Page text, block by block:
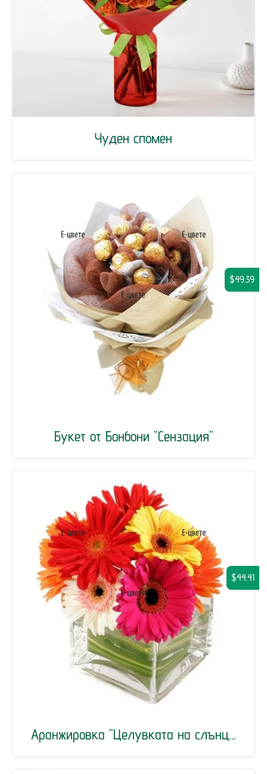
Чуден спомен
Букет от Бонбони "Сензация"
$49.39
Аранжировка "Целувката на слънц...
$44.41